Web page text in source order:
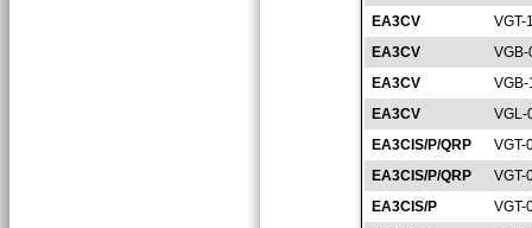
EA3CV
VGT-
EA3CV
VGB-
EA3CV
EA3CV
VGL-
EA3CIS/P/QRP
VGT-
EA3CIS/P/QRP
VGT-
EA3CIS/P
VGT-